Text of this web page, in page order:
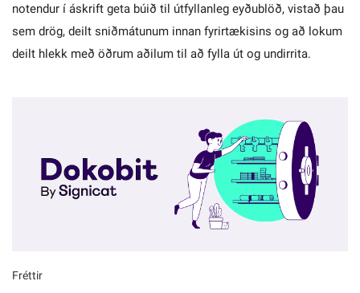
notendur í áskrift geta búið til útfyllanleg eyðublöð, vistað þau
sem drög, deilt sniðmátunum innan fyrirtækisins og að lokum
deilt hlekk með öðrum aðilum til að fylla út og undirrita.
Fréttir